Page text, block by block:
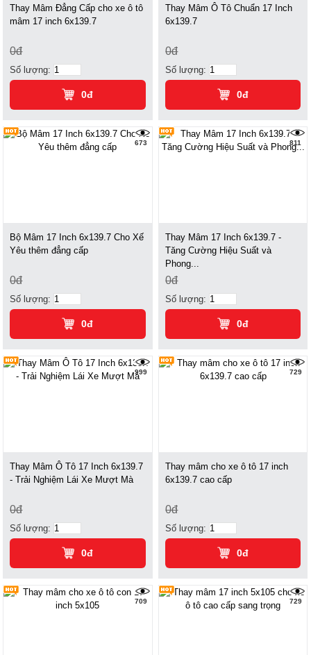
Thay Mâm Đẳng Cấp cho xe ô tô
mâm 17 inch 6x139.7
0đ
Số lượng:
0đ
Thay Mâm Ô Tô Chuẩn 17 Inch
6x139.7
0đ
Số lượng:
0đ
673
Bộ Mâm 17 Inch 6x139.7 Cho Xế
Yêu thêm đẳng cấp
0đ
Số lượng:
0đ
811
Thay Mâm 17 Inch 6x139.7 -
Tăng Cường Hiệu Suất và
Phong...
0đ
Số lượng:
0đ
999
Thay Mâm Ô Tô 17 Inch 6x139.7
- Trải Nghiệm Lái Xe Mượt Mà
0đ
Số lượng:
0đ
729
Thay mâm cho xe ô tô 17 inch
6x139.7 cao cấp
0đ
Số lượng:
0đ
709 729